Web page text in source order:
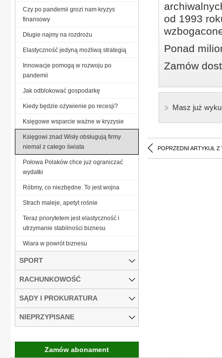
od 1993
Ponad
Zamów
Masz już
POPRZEDNI ARTYKUŁ Z
Czy po pandemii grozi nam kryzys
finansowy
Długie najmy na rozdrożu
Elastyczność jedyną możliwą strategią
Innowacje pomogą w rozwoju po
pandemii
Jak odblokować gospodarkę
Kiedy będzie ożywienie po recesji?
Księgowe wsparcie ważne w kryzysie
Księgowi znad Wisły obsługują firmy
niemal z całego świata
Połowa Polaków chce już ograniczać
wydatki
Róbmy, co niezbędne. To jest wojna
Strach maleje, apetyt rośnie
Teraz priorytetem jest elastyczność i
utrzymanie stabilności biznesu
Wiara w powrót biznesu
SPORT
RACHUNKOWOŚĆ
SĄDY I PROKURATURA
NIEPRZYPISANE
Zamów abonament